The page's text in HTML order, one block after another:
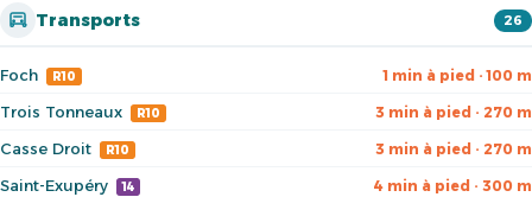
Transports 26
Foch R10 1 min à pied · 100 m
Trois Tonneaux R10 3 min à pied · 270 m
Casse Droit R10 3 min à pied · 270 m
Saint-Exupéry 14 4 min à pied · 300 m